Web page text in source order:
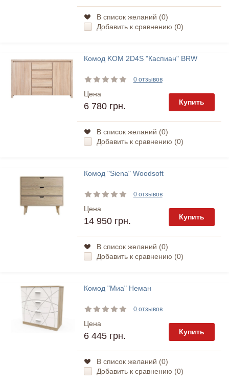
В список желаний (0)
Добавить к сравнению (0)
Комод KOM 2D4S "Каспиан" BRW
0 отзывов
Цена
6 780 грн. Купить
В список желаний (0)
Добавить к сравнению (0)
Комод "Siena" Woodsoft
0 отзывов
Цена
14 950 грн. Купить
В список желаний (0)
Добавить к сравнению (0)
Комод "Миа" Неман
0 отзывов
Цена
6 445 грн. Купить
В список желаний (0)
Добавить к сравнению (0)